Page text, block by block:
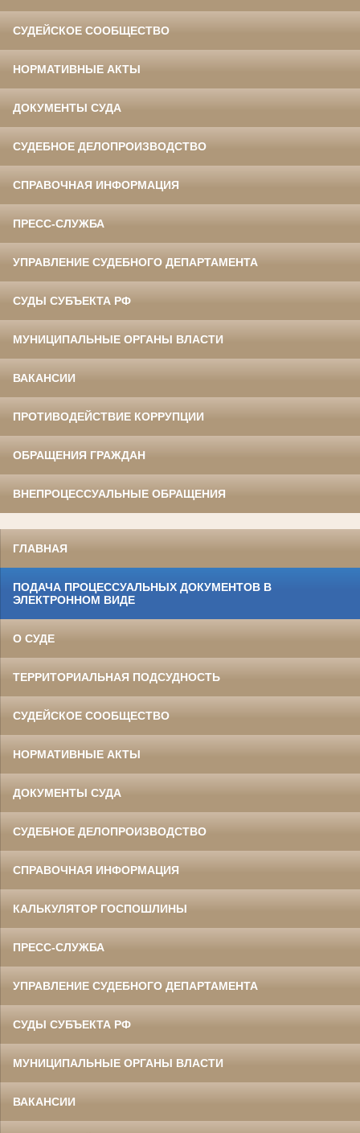
СУДЕЙСКОЕ СООБЩЕСТВО
НОРМАТИВНЫЕ АКТЫ
ДОКУМЕНТЫ СУДА
СУДЕБНОЕ ДЕЛОПРОИЗВОДСТВО
СПРАВОЧНАЯ ИНФОРМАЦИЯ
ПРЕСС-СЛУЖБА
УПРАВЛЕНИЕ СУДЕБНОГО ДЕПАРТАМЕНТА
СУДЫ СУБЪЕКТА РФ
МУНИЦИПАЛЬНЫЕ ОРГАНЫ ВЛАСТИ
ВАКАНСИИ
ПРОТИВОДЕЙСТВИЕ КОРРУПЦИИ
ОБРАЩЕНИЯ ГРАЖДАН
ВНЕПРОЦЕССУАЛЬНЫЕ ОБРАЩЕНИЯ
ГЛАВНАЯ
ПОДАЧА ПРОЦЕССУАЛЬНЫХ ДОКУМЕНТОВ В
ЭЛЕКТРОННОМ ВИДЕ
О СУДЕ
ТЕРРИТОРИАЛЬНАЯ ПОДСУДНОСТЬ
СУДЕЙСКОЕ СООБЩЕСТВО
НОРМАТИВНЫЕ АКТЫ
ДОКУМЕНТЫ СУДА
СУДЕБНОЕ ДЕЛОПРОИЗВОДСТВО
СПРАВОЧНАЯ ИНФОРМАЦИЯ
КАЛЬКУЛЯТОР ГОСПОШЛИНЫ
ПРЕСС-СЛУЖБА
УПРАВЛЕНИЕ СУДЕБНОГО ДЕПАРТАМЕНТА
СУДЫ СУБЪЕКТА РФ
МУНИЦИПАЛЬНЫЕ ОРГАНЫ ВЛАСТИ
ВАКАНСИИ